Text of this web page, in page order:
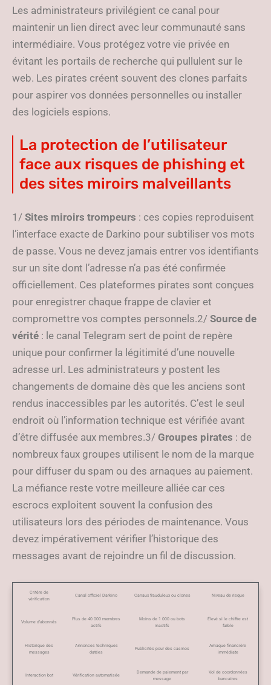
Les administrateurs privilégient ce canal pour
maintenir un lien direct avec leur communauté sans
intermédiaire. Vous protégez votre vie privée en
évitant les portails de recherche qui pullulent sur le
web. Les pirates créent souvent des clones parfaits
pour aspirer vos données personnelles ou installer
des logiciels espions.
La protection de l’utilisateur
face aux risques de phishing et
des sites miroirs malveillants
1/ Sites miroirs trompeurs : ces copies reproduisent
l’interface exacte de Darkino pour subtiliser vos mots
de passe. Vous ne devez jamais entrer vos identifiants
sur un site dont l’adresse n’a pas été confirmée
officiellement. Ces plateformes pirates sont conçues
pour enregistrer chaque frappe de clavier et
compromettre vos comptes personnels.2/ Source de
vérité : le canal Telegram sert de point de repère
unique pour confirmer la légitimité d’une nouvelle
adresse url. Les administrateurs y postent les
changements de domaine dès que les anciens sont
rendus inaccessibles par les autorités. C’est le seul
endroit où l’information technique est vérifiée avant
d’être diffusée aux membres.3/ Groupes pirates : de
nombreux faux groupes utilisent le nom de la marque
pour diffuser du spam ou des arnaques au paiement.
La méfiance reste votre meilleure alliée car ces
escrocs exploitent souvent la confusion des
utilisateurs lors des périodes de maintenance. Vous
devez impérativement vérifier l’historique des
messages avant de rejoindre un fil de discussion.
Critère de
vérification
Canal officiel Darkino Canaux frauduleux ou clones Niveau de risque
Volume d’abonnés
Plus de 40 000 membres
actifs
Moins de 1 000 ou bots
inactifs
Élevé si le chiffre est
faible
Historique des
messages
Annonces techniques
datées
Publicités pour des casinos
Arnaque financière
immédiate
Interaction bot Vérification automatisée
Demande de paiement par
message
Vol de coordonnées
bancaires